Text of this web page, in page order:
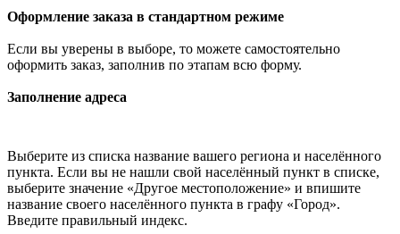
Оформление заказа в стандартном режиме
Если вы уверены в выборе, то можете самостоятельно
оформить заказ, заполнив по этапам всю форму.
Заполнение адреса
Выберите из списка название вашего региона и населённого
пункта. Если вы не нашли свой населённый пункт в списке,
выберите значение «Другое местоположение» и впишите
название своего населённого пункта в графу «Город».
Введите правильный индекс.